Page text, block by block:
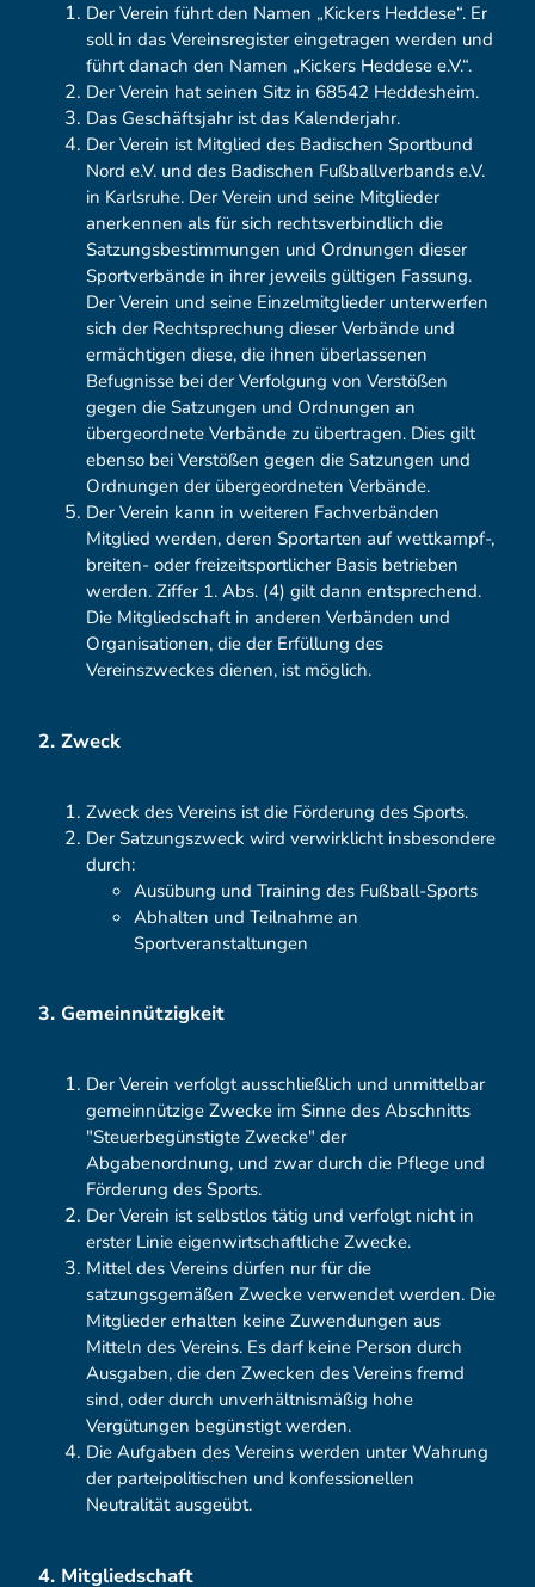
Der Verein führt den Namen „Kickers Heddese“. Er
soll in das Vereinsregister eingetragen werden und
führt danach den Namen „Kickers Heddese e.V.“.
Der Verein hat seinen Sitz in 68542 Heddesheim.
Das Geschäftsjahr ist das Kalenderjahr.
Der Verein ist Mitglied des Badischen Sportbund
Nord e.V. und des Badischen Fußballverbands e.V.
in Karlsruhe. Der Verein und seine Mitglieder
anerkennen als für sich rechtsverbindlich die
Satzungsbestimmungen und Ordnungen dieser
Sportverbände in ihrer jeweils gültigen Fassung.
Der Verein und seine Einzelmitglieder unterwerfen
sich der Rechtsprechung dieser Verbände und
ermächtigen diese, die ihnen überlassenen
Befugnisse bei der Verfolgung von Verstößen
gegen die Satzungen und Ordnungen an
übergeordnete Verbände zu übertragen. Dies gilt
ebenso bei Verstößen gegen die Satzungen und
Ordnungen der übergeordneten Verbände.
Der Verein kann in weiteren Fachverbänden
Mitglied werden, deren Sportarten auf wettkampf-,
breiten- oder freizeitsportlicher Basis betrieben
werden. Ziffer 1. Abs. (4) gilt dann entsprechend.
Die Mitgliedschaft in anderen Verbänden und
Organisationen, die der Erfüllung des
Vereinszweckes dienen, ist möglich.
2. Zweck
Zweck des Vereins ist die Förderung des Sports.
Der Satzungszweck wird verwirklicht insbesondere
durch:
Ausübung und Training des Fußball-Sports
Abhalten und Teilnahme an
Sportveranstaltungen
3. Gemeinnützigkeit
Der Verein verfolgt ausschließlich und unmittelbar
gemeinnützige Zwecke im Sinne des Abschnitts
"Steuerbegünstigte Zwecke" der
Abgabenordnung, und zwar durch die Pflege und
Förderung des Sports.
Der Verein ist selbstlos tätig und verfolgt nicht in
erster Linie eigenwirtschaftliche Zwecke.
Mittel des Vereins dürfen nur für die
satzungsgemäßen Zwecke verwendet werden. Die
Mitglieder erhalten keine Zuwendungen aus
Mitteln des Vereins. Es darf keine Person durch
Ausgaben, die den Zwecken des Vereins fremd
sind, oder durch unverhältnismäßig hohe
Vergütungen begünstigt werden.
Die Aufgaben des Vereins werden unter Wahrung
der parteipolitischen und konfessionellen
Neutralität ausgeübt.
4. Mitgliedschaft